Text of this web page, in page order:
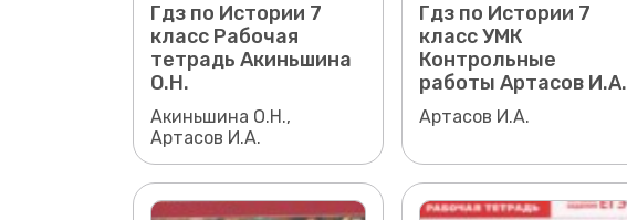
Гдз по Истории 7
класс Рабочая
тетрадь Акиньшина
О.Н.
Акиньшина О.Н.,
Артасов И.А.
Гдз по Истории 7
класс УМК
Контрольные
работы Артасов И.А.
Артасов И.А.